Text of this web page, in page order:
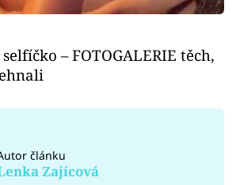
– FOTOGALERIE těch,
článku
Zajícová